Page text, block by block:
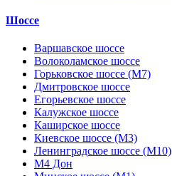
Шоссе
Варшавское шоссе
Волоколамское шоссе
Горьковское шоссе (М7)
Дмитровское шоссе
Егорьевское шоссе
Калужское шоссе
Каширское шоссе
Киевское шоссе (М3)
Ленинградское шоссе (М10)
М4 Дон